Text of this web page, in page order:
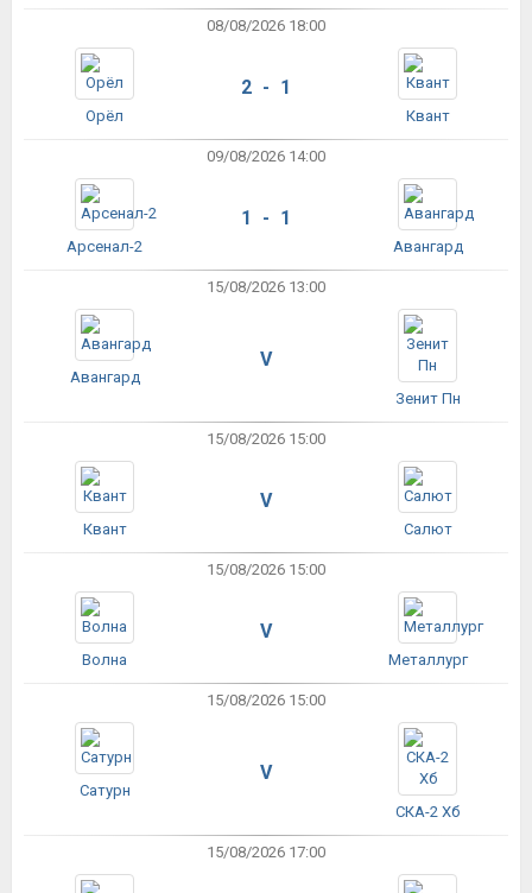
08/08/2026 18:00
Орёл
2 - 1
Квант
09/08/2026 14:00
Арсенал-2
1 - 1
Авангард
15/08/2026 13:00
Авангард
V
Зенит Пн
15/08/2026 15:00
Квант
V
Салют
15/08/2026 15:00
Волна
V
Металлург
15/08/2026 15:00
Сатурн
V
СКА-2 Хб
15/08/2026 17:00